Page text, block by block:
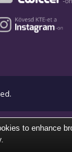
to enhance